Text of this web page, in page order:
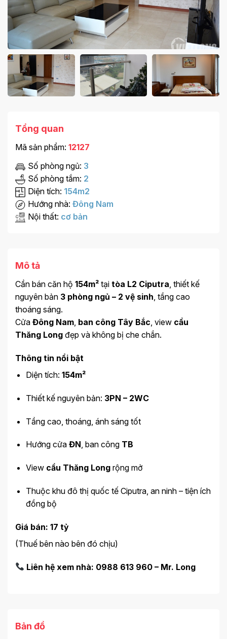
Tổng quan
Mã sản phẩm: 12127
Số phòng ngủ: 3
Số phòng tắm: 2
Diện tích: 154m2
Hướng nhà: Đông Nam
Nội thất: cơ bản
Mô tả
Cần bán căn hộ 154m² tại tòa L2 Ciputra, thiết kế
nguyên bản 3 phòng ngủ – 2 vệ sinh, tầng cao
thoáng sáng.
Cửa Đông Nam, ban công Tây Bắc, view cầu
Thăng Long đẹp và không bị che chắn.
Thông tin nổi bật
Diện tích: 154m²
Thiết kế nguyên bản: 3PN – 2WC
Tầng cao, thoáng, ánh sáng tốt
Hướng cửa ĐN, ban công TB
View cầu Thăng Longrộng mở
Thuộc khu đô thị quốc tế Ciputra, an ninh – tiện ích
đồng bộ
Giá bán: 17 tỷ
(Thuế bên nào bên đó chịu)
Liên hệ xem nhà: 0988 613 960 – Mr. Long
Bản đồ